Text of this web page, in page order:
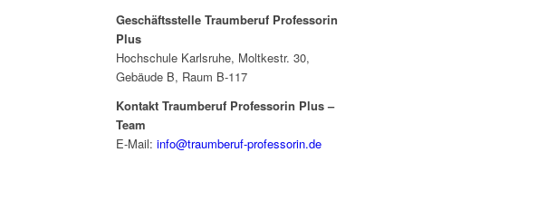
Geschäftsstelle Traumberuf Professorin
Plus
Hochschule Karlsruhe, Moltkestr. 30,
Gebäude B, Raum B-117
Kontakt Traumberuf Professorin Plus –
Team
E-Mail: info@traumberuf-professorin.de